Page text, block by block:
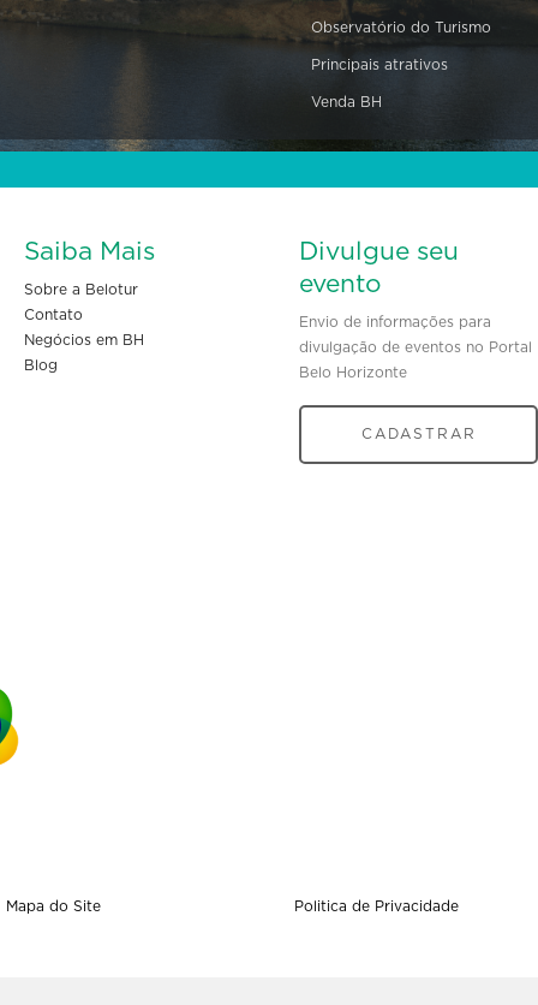
Observatório do Turismo
Principais atrativos
Venda BH
Saiba Mais
Sobre a Belotur
Contato
Negócios em BH
Blog
Divulgue seu
evento
Envio de informações para
divulgação de eventos no Portal
Belo Horizonte
CADASTRAR
Mapa do Site Politica de Privacidade